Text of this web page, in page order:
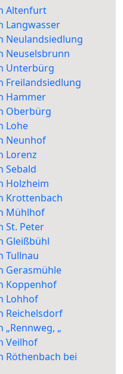
Altenfurt
Langwasser
Neulandsiedlung
Neuselsbrunn
Unterbürg
Freilandsiedlung
Hammer
Oberbürg
Lohe
Neunhof
Lorenz
Sebald
Holzheim
Krottenbach
Mühlhof
St. Peter
Gleißbühl
Tullnau
Gerasmühle
Koppenhof
Lohhof
Reichelsdorf
„
Veilhof
Röthenbach bei